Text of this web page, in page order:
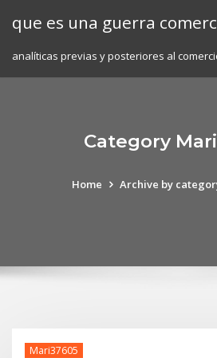
que es una guerra
analíticas previas y posteriores al
Category
Home Archive by
Mari37605